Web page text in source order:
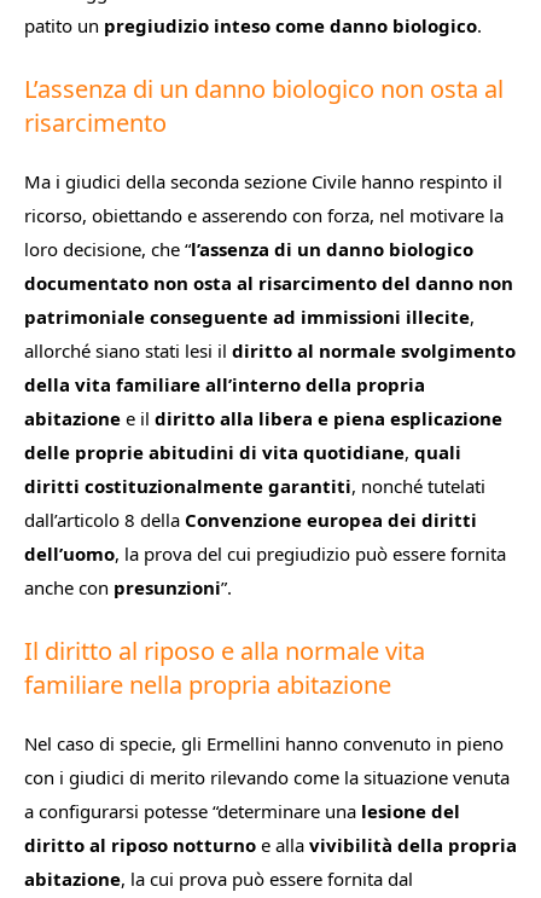
patito un pregiudizio inteso come danno biologico.
L’assenza di un danno biologico non osta al
risarcimento
Ma i giudici della seconda sezione Civile hanno respinto il
ricorso, obiettando e asserendo con forza, nel motivare la
loro decisione, che “l’assenza di un danno biologico
documentato non osta al risarcimento del danno non
patrimoniale conseguente ad immissioni illecite,
allorché siano stati lesi il diritto al normale svolgimento
della vita familiare all’interno della propria
abitazione e il diritto alla libera e piena esplicazione
delle proprie abitudini di vita quotidiane, quali
diritti costituzionalmente garantiti, nonché tutelati
dall’articolo 8 della Convenzione europea dei diritti
dell’uomo, la prova del cui pregiudizio può essere fornita
anche con presunzioni”.
Il diritto al riposo e alla normale vita
familiare nella propria abitazione
Nel caso di specie, gli Ermellini hanno convenuto in pieno
con i giudici di merito rilevando come la situazione venuta
a configurarsi potesse “determinare una lesione del
diritto al riposo notturno e alla vivibilità della propria
abitazione, la cui prova può essere fornita dal